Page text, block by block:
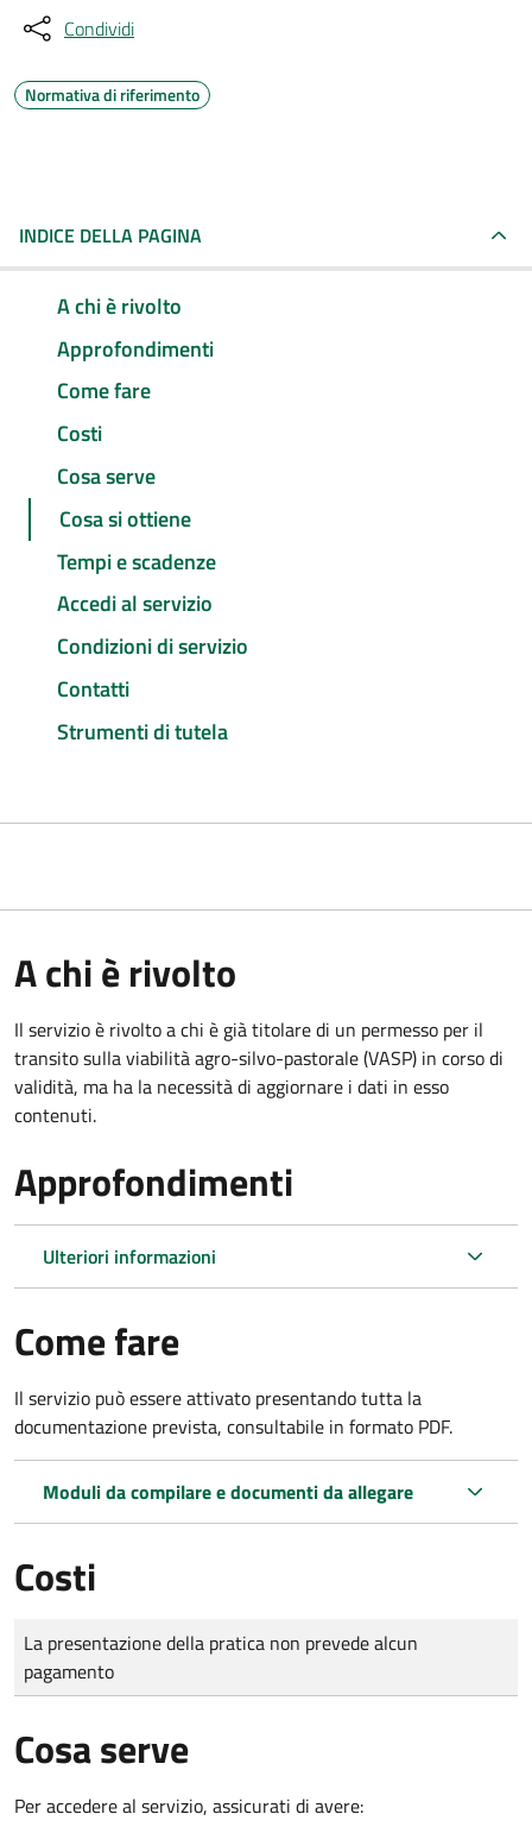
Condividi
Normativa di riferimento
INDICE DELLA PAGINA
A chi è rivolto
Approfondimenti
Come fare
Costi
Cosa serve
Cosa si ottiene
Tempi e scadenze
Accedi al servizio
Condizioni di servizio
Contatti
Strumenti di tutela
A chi è rivolto
Il servizio è rivolto a chi è già titolare di un permesso per il
transito sulla viabilità agro-silvo-pastorale (VASP) in corso di
validità, ma ha la necessità di aggiornare i dati in esso
contenuti.
Approfondimenti
Ulteriori informazioni
Come fare
Il servizio può essere attivato presentando tutta la
documentazione prevista, consultabile in formato PDF.
Moduli da compilare e documenti da allegare
Costi
Tipo di pagamento
Importo
La presentazione della pratica non prevede alcun
pagamento
Cosa serve
Per accedere al servizio, assicurati di avere: